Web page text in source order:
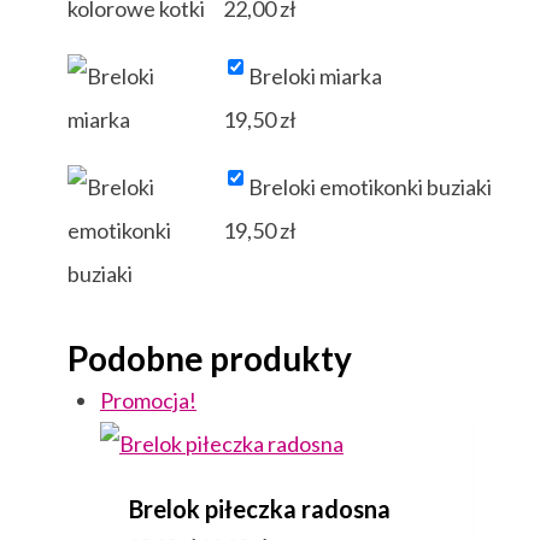
22,00zł
Breloki miarka
19,50zł
Breloki emotikonki buziaki
19,50zł
Podobne produkty
Promocja!
Brelok piłeczka radosna